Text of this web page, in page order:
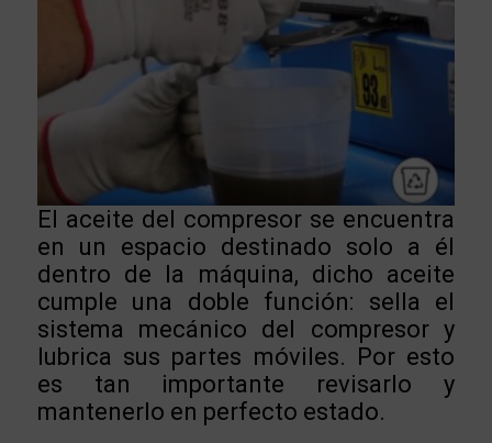
El aceite del compresor se encuentra
en un espacio destinado solo a él
dentro de la máquina, dicho aceite
cumple una doble función: sella el
sistema mecánico del compresor y
lubrica sus partes móviles. Por esto
es tan importante revisarlo y
mantenerlo en perfecto estado.